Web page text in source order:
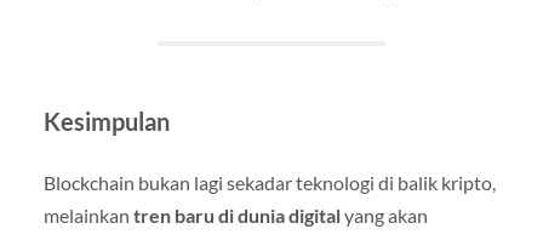
Kesimpulan
Blockchain bukan lagi sekadar teknologi di balik kripto,
melainkan tren baru di dunia digitalyang akan